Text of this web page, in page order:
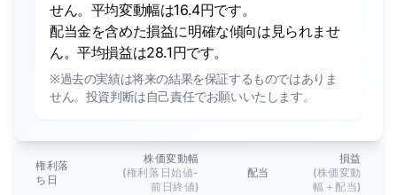
せん。平均変動幅は16.4円です。
配当金を含めた損益に明確な傾向は見られませ
ん。平均損益は28.1円です。
※過去の実績は将来の結果を保証するものではありま
せん。投資判断は自己責任でお願いいたします。
権利落
ち日
株価変動幅
(権利落日始値-
前日終値)
配当
損益
(株価変動
幅＋配当)